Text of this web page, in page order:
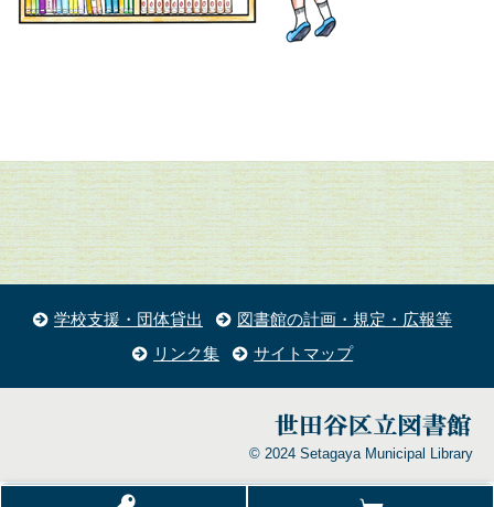
学校支援・団体貸出
図書館の計画・規定・広報等
リンク集
サイトマップ
© 2024 Setagaya Municipal Library